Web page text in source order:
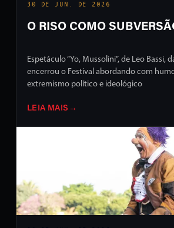
30 DE JUN. DE 2026
O RISO COMO
Espetáculo “Yo, Mussolini”, de Leo Bassi,
encerrou o Festival abordando com
extremismo político e ideológico
LEIA MAIS →